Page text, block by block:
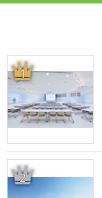
1
2